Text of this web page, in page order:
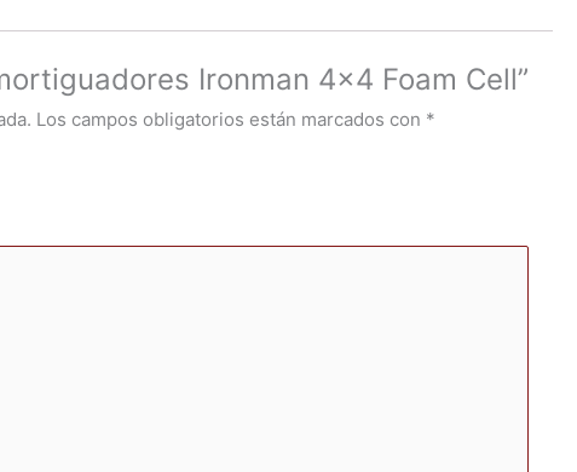
Ironman 4×4 Foam Cell”
Los campos obligatorios están marcados con *